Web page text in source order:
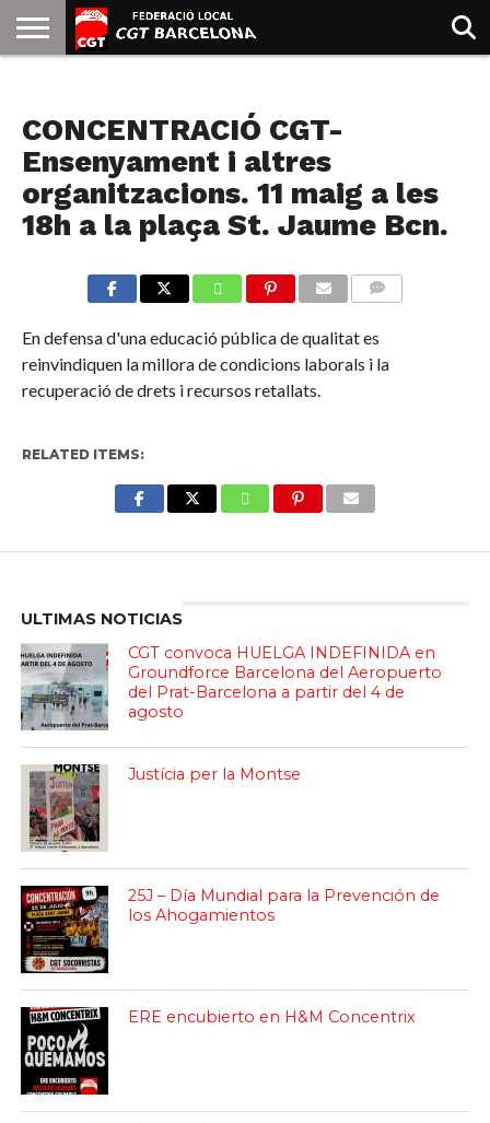
GOLDMAN
CONCENTRACIÓ CGT-
Ensenyament i altres
organitzacions. 11 maig a les
18h a la plaça St. Jaume Bcn.
En defensa d'una educació pública de qualitat es
reinvindiquen la millora de condicions laborals i la
recuperació de drets i recursos retallats.
RELATED ITEMS:
ULTIMAS NOTICIAS
CGT convoca HUELGA INDEFINIDA en
Groundforce Barcelona del Aeropuerto
del Prat-Barcelona a partir del 4 de
agosto
Justícia per la Montse
25J – Día Mundial para la Prevención de
los Ahogamientos
ERE encubierto en H&M Concentrix